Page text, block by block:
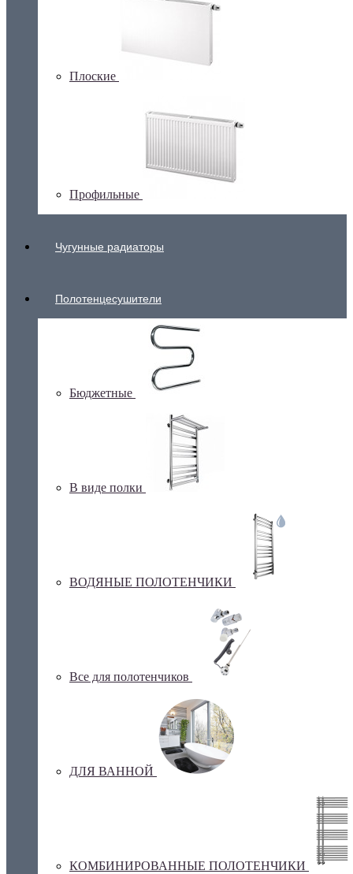
Плоские
Профильные
Чугунные радиаторы
Полотенцесушители
Бюджетные
В виде полки
ВОДЯНЫЕ ПОЛОТЕНЧИКИ
Все для полотенчиков
ДЛЯ ВАННОЙ
КОМБИНИРОВАННЫЕ ПОЛОТЕНЧИКИ